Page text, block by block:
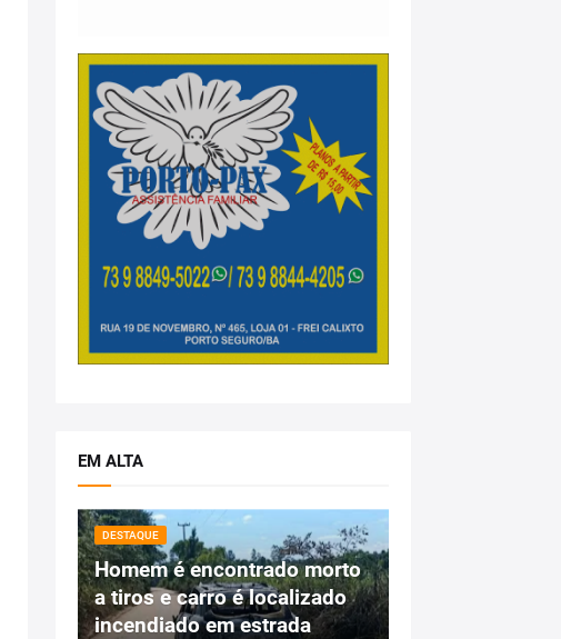
EM ALTA
DESTAQUE
Homem é encontrado morto
a tiros e carro é localizado
incendiado em estrada